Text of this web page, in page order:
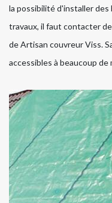
la possibilité d'installer
travaux, il faut contacter
de Artisan couvreur Viss.
accessibles à beaucoup de